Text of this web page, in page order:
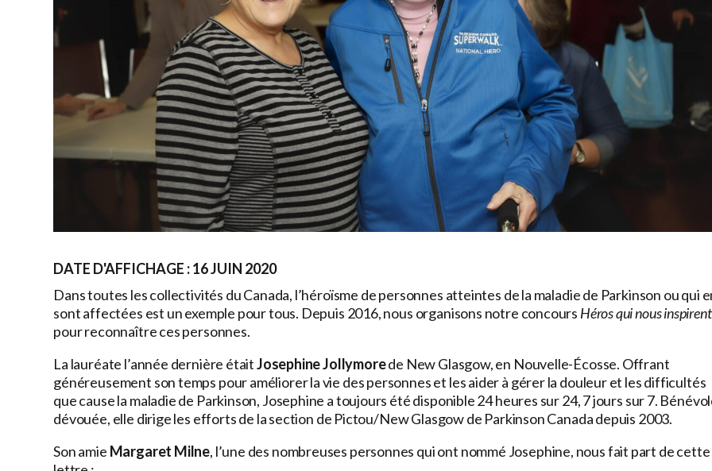
DATE D'AFFICHAGE : 16 JUIN 2020
Dans toutes les collectivités du Canada, l’héroïsme de personnes atteintes de la maladie de Parkinson ou qui
sont affectées est un exemple pour tous. Depuis 2016, nous organisons notre concours Héros qui nous inspirent
pour reconnaître ces personnes.
La lauréate l’année dernière étaitJosephine Jollymorede New Glasgow, en Nouvelle-Écosse. Offrant
généreusement son temps pour améliorer la vie des personnes et les aider à gérer la douleur et les difficultés
que cause la maladie de Parkinson, Josephine a toujours été disponible 24 heures sur 24, 7 jours sur 7.
dévouée, elle dirige les efforts de la section de Pictou/New Glasgow de Parkinson Canada depuis 2003.
Son amie Margaret Milne, l’une des nombreuses personnes qui ont nommé Josephine, nous fait part de cette